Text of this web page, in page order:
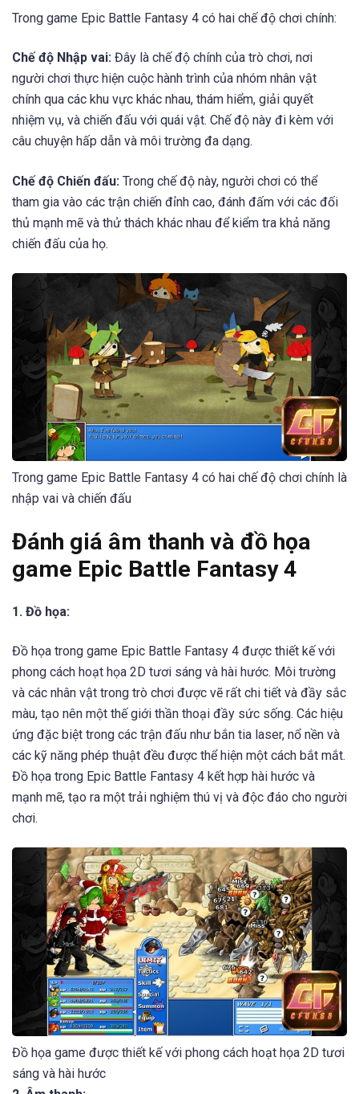
Trong game có nhiều loại vũ khí đa dạng mà người chơi có
thể thu thập và sử dụng
6. Chế độ chơi:
Chế độ Nhập vai: Đây là chế độ chính của trò chơi, nơi
người chơi thực hiện cuộc hành trình của nhóm nhân vật
chính qua các khu vực khác nhau, thám hiểm, giải quyết
câu chuyện hấp dẫn và môi trường đa dạng.
Chế độ Chiến đấu:Trong chế độ này, người chơi có thể
tham gia vào các trận chiến đỉnh cao, đánh đấm với các đối
thủ mạnh mẽ và thử thách khác nhau để kiểm tra khả năng
chiến đấu của họ.
Trong game Epic Battle Fantasy 4 có hai chế độ chơi chính là
Đánh giá âm thanh và đồ họa
game Epic Battle Fantasy 4
1. Đồ họa:
Đồ họa trong game Epic Battle Fantasy 4 được thiết kế với
phong cách hoạt họa 2D tươi sáng và hài hước. Môi trường
màu, tạo nên một thế giới thần thoại đầy sức sống. Các hiệu
ứng đặc biệt trong các trận đấu như bắn tia laser, nổ nền và
các kỹ năng phép thuật đều được thể hiện một cách bắt mắt.
Đồ họa trong Epic Battle Fantasy 4 kết hợp hài hước và
mạnh mẽ, tạo ra một trải nghiệm thú vị và độc đáo cho người
chơi.